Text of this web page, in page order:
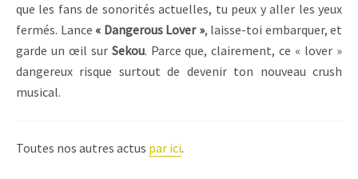
que les fans de sonorités actuelles, tu peux y aller les yeux
fermés. Lance « Dangerous Lover », laisse-toi embarquer, et
garde un œil sur Sekou. Parce que, clairement, ce « lover »
dangereux risque surtout de devenir ton nouveau crush
musical.
Toutes nos autres actus par ici.